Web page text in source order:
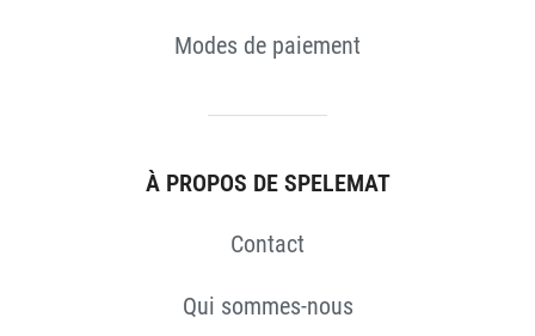
Modes de paiement
À PROPOS DE SPELEMAT
Contact
Qui sommes-nous